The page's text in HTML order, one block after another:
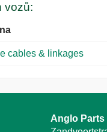
vozů:
cables & linkages
Anglo Parts